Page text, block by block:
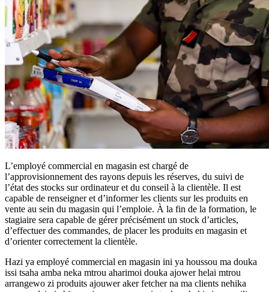
L’employé commercial en magasin est chargé de
l’approvisionnement des rayons depuis les réserves, du suivi de
l’état des stocks sur ordinateur et du conseil à la clientèle. Il est
capable de renseigner et d’informer les clients sur les produits en
vente au sein du magasin qui l’emploie. À la fin de la formation, le
stagiaire sera capable de gérer précisément un stock d’articles,
d’effectuer des commandes, de placer les produits en magasin et
d’orienter correctement la clientèle.
Hazi ya employé commercial en magasin ini ya houssou ma douka
issi tsaha amba neka mtrou aharimoi douka ajower helai mtrou
arrangewo zi produits ajouwer aker fetcher na ma clients nehika